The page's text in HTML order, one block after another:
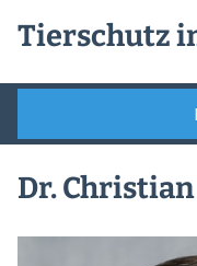
Tierschutz
Dr.